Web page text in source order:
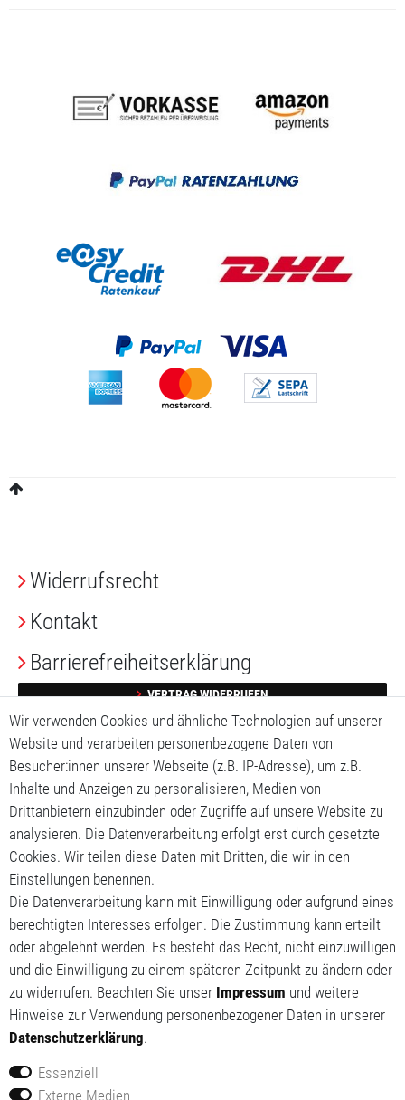
Widerrufs­recht
Kontakt
Barrierefreiheitserklärung
VERTRAG WIDERRUFEN
Impressum
Daten­schutz­erklärung
AGB
Mein Konto
Mein Warenkorb
Meine Wunschliste
Wir verwenden Cookies und ähnliche Technologien auf unserer
Website und verarbeiten personenbezogene Daten von
Besucher:innen unserer Webseite (z.B. IP-Adresse), um z.B.
Inhalte und Anzeigen zu personalisieren, Medien von
Drittanbietern einzubinden oder Zugriffe auf unsere Website zu
analysieren. Die Datenverarbeitung erfolgt erst durch gesetzte
Cookies. Wir teilen diese Daten mit Dritten, die wir in den
Einstellungen benennen.
Die Datenverarbeitung kann mit Einwilligung oder aufgrund eines
berechtigten Interesses erfolgen. Die Zustimmung kann erteilt
oder abgelehnt werden. Es besteht das Recht, nicht einzuwilligen
und die Einwilligung zu einem späteren Zeitpunkt zu ändern oder
zu widerrufen. Beachten Sie unser Impressum und weitere
Hinweise zur Verwendung personenbezogener Daten in unserer
Daten­schutz­erklärung.
Essenziell
Externe Medien